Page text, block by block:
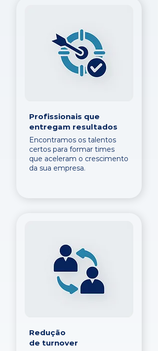
Profissionais que
entregam resultados
Encontramos os talentos
certos para formar times
que aceleram o crescimento
da sua empresa.
Redução
de turnover